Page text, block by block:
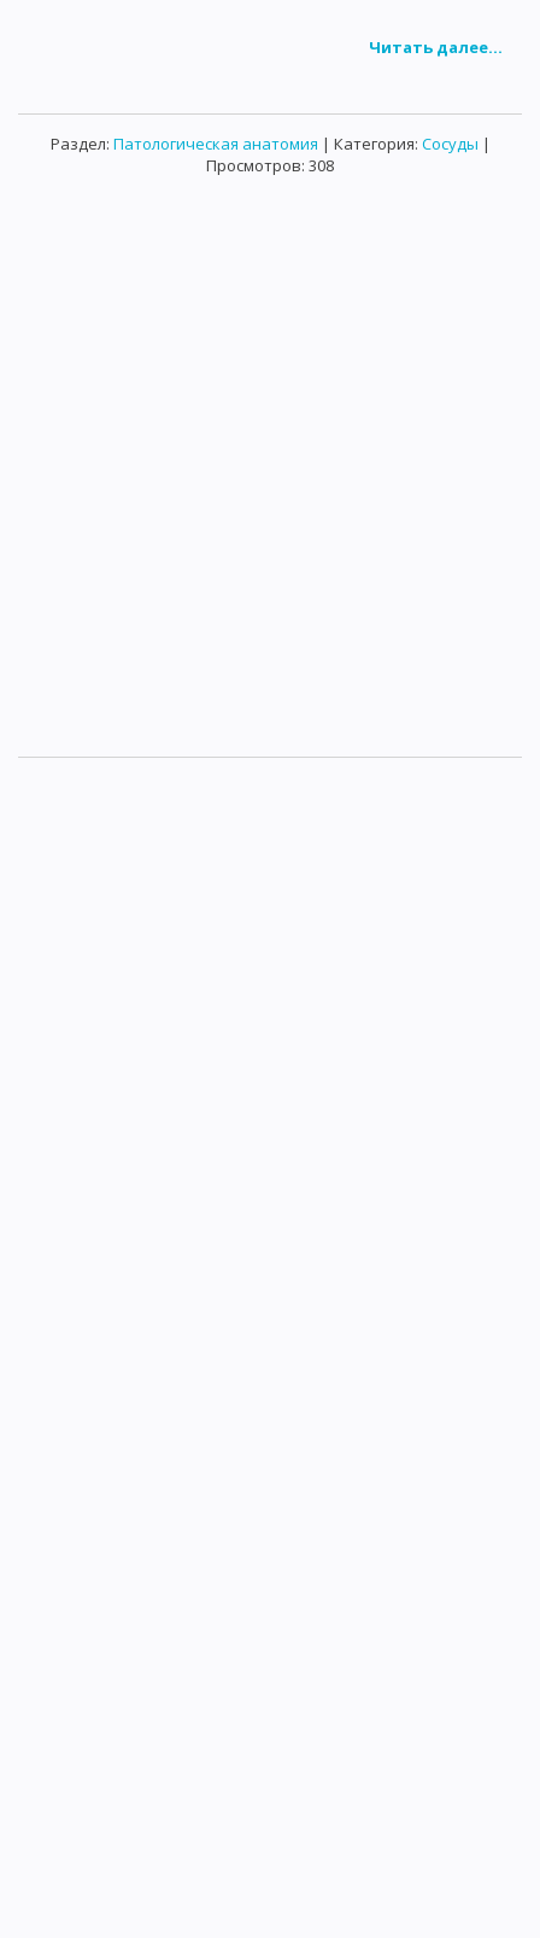
Читать далее...
Раздел: Патологическая анатомия | Категория: Сосуды |
Просмотров: 308